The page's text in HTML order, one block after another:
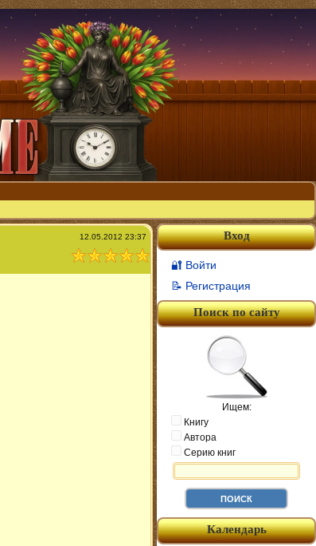
12.05.2012 23:37 Вход
🔐 Войти
📝 Регистрация
Поиск по сайту
Ищем:
Книгу
Автора
Серию книг
Календарь